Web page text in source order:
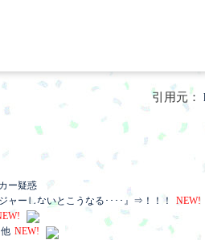
引用元：
ー疑惑
ャーしないとこうなる････』⇒！！！
NEW!
NEW!